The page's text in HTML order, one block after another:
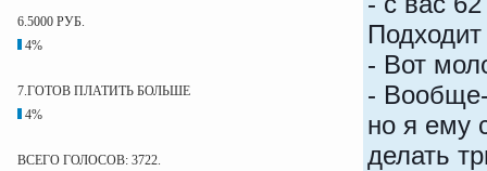
6.5000 РУБ.
4%
7.ГОТОВ ПЛАТИТЬ БОЛЬШЕ
4%
ВСЕГО ГОЛОСОВ: 3722.
- Вот
-
но я ему
делать